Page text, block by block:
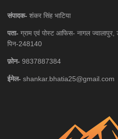
संपादक- शंकर सिंह भाटिया
पता- ग्राम एवं पोस्ट आफिस- नागल ज्वालापुर,
पिन-248140
फ़ोन- 9837887384
ईमेल- shankar.bhatia25@gmail.com